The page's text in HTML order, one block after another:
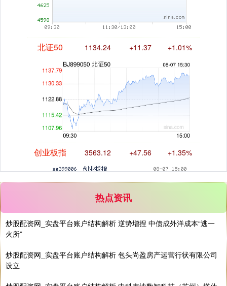
北证50 1134.24 +11.37 +1.01%
创业板指 3563.12 +47.56 +1.35%
热点资讯
炒股配资网_实盘平台账户结构解析 逆势增捏 中债成外洋成本“逃一
火所”
炒股配资网_实盘平台账户结构解析 包头尚盈房产运营行状有限公司
设立